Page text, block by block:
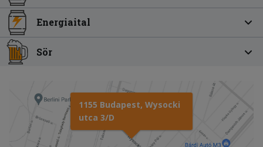
Energiaital
Sör
1155 Budapest, Wysocki
utca 3/D